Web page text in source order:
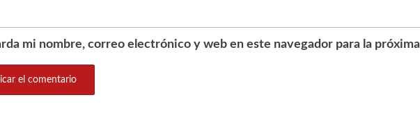
mi nombre, correo electrónico y web en este navegador para la